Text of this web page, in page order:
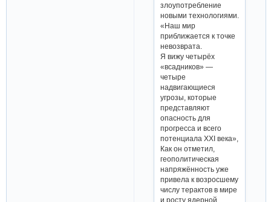
злоупотребление
новыми технологиями.
«Наш мир
приближается к точке
невозврата.
Я вижу четырёх
«всадников» —
четыре
надвигающиеся
угрозы, которые
представляют
опасность для
прогресса и всего
потенциала XXI века»,
Как он отметил,
геополитическая
напряжённость уже
привела к возросшему
числу терактов в мире
и росту ядерной